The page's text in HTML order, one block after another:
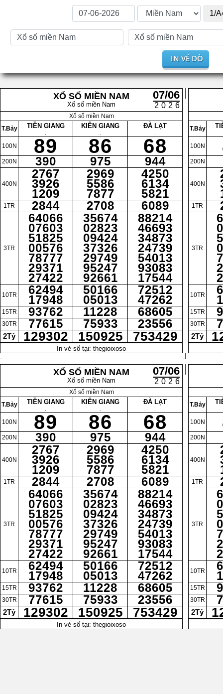
1/
IN VÉ DÒ
XỔ SỐ MIỀN NAM
Xổ số miền Nam
07/06
2026
Xổ số miền Nam
T.Bảy
100N
200N
400N
1TR
3TR
10TR
15TR
30TR
2Tỷ
TIỀN GIANG
89
390
2767
3926
1209
2844
64066
07603
51825
00576
78777
29371
27422
62494
17948
93762
77615
129302
KIÊN GIANG
86
975
2969
5586
7877
2708
35674
02823
09424
37326
29749
95247
92661
50166
05013
11228
75933
150925
ĐÀ LẠT
68
944
4250
6134
5821
6089
88214
46693
34873
24739
54013
93083
17544
72512
47262
68605
23556
753429
In vé số tại: thegioixoso
T.Bảy
100N
200N
400N
1TR
3TR
10TR
15TR
30TR
2Tỷ
XỔ SỐ MIỀN NAM
Xổ số miền Nam
07/06
2026
Xổ số miền Nam
T.Bảy
100N
200N
400N
1TR
3TR
10TR
15TR
30TR
2Tỷ
TIỀN GIANG
89
390
2767
3926
1209
2844
64066
07603
51825
00576
78777
29371
27422
62494
17948
93762
77615
129302
KIÊN GIANG
86
975
2969
5586
7877
2708
35674
02823
09424
37326
29749
95247
92661
50166
05013
11228
75933
150925
ĐÀ LẠT
68
944
4250
6134
5821
6089
88214
46693
34873
24739
54013
93083
17544
72512
47262
68605
23556
753429
In vé số tại: thegioixoso
T.Bảy
100N
200N
400N
1TR
3TR
10TR
15TR
30TR
2Tỷ